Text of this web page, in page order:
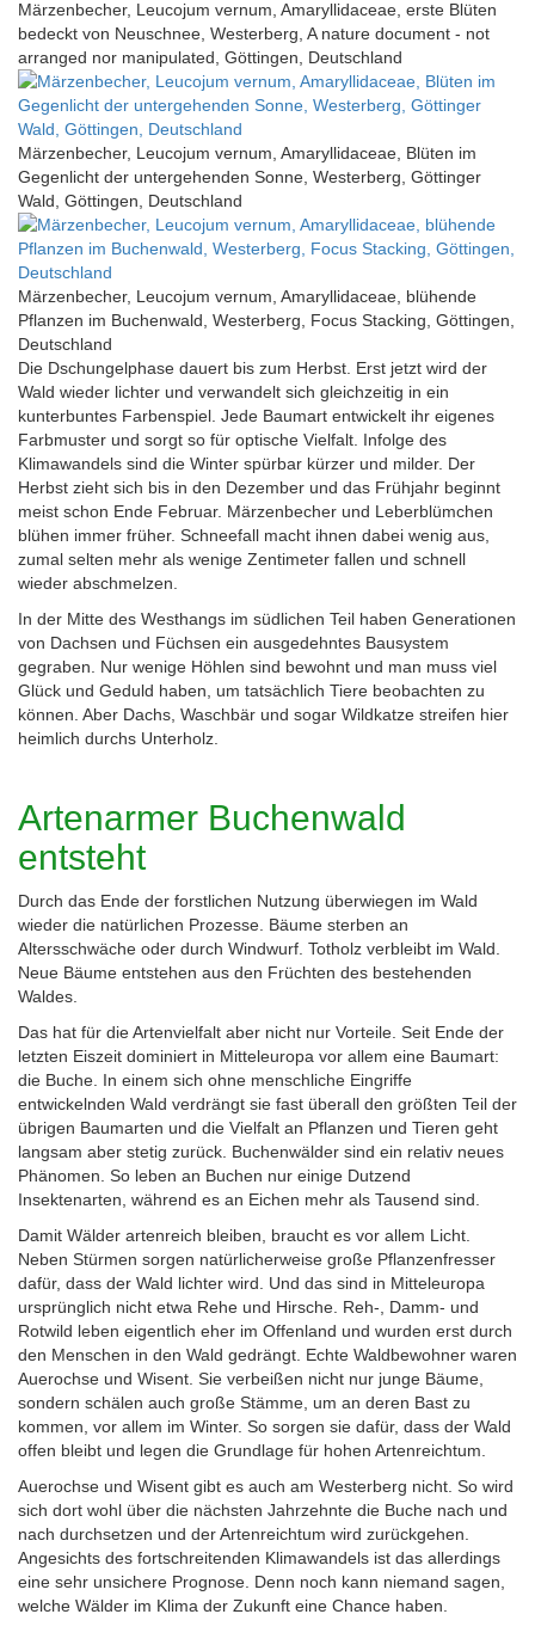
Märzenbecher, Leucojum vernum, Amaryllidaceae, erste Blüten
bedeckt von Neuschnee, Westerberg, A nature document - not
arranged nor manipulated, Göttingen, Deutschland
Märzenbecher, Leucojum vernum, Amaryllidaceae, Blüten im
Gegenlicht der untergehenden Sonne, Westerberg, Göttinger
Wald, Göttingen, Deutschland
Märzenbecher, Leucojum vernum, Amaryllidaceae, blühende
Pflanzen im Buchenwald, Westerberg, Focus Stacking, Göttingen,
Deutschland
Die Dschungelphase dauert bis zum Herbst. Erst jetzt wird der
Wald wieder lichter und verwandelt sich gleichzeitig in ein
kunterbuntes Farbenspiel. Jede Baumart entwickelt ihr eigenes
Farbmuster und sorgt so für optische Vielfalt. Infolge des
Klimawandels sind die Winter spürbar kürzer und milder. Der
Herbst zieht sich bis in den Dezember und das Frühjahr beginnt
meist schon Ende Februar. Märzenbecher und Leberblümchen
blühen immer früher. Schneefall macht ihnen dabei wenig aus,
zumal selten mehr als wenige Zentimeter fallen und schnell
wieder abschmelzen.
In der Mitte des Westhangs im südlichen Teil haben Generationen
von Dachsen und Füchsen ein ausgedehntes Bausystem
gegraben. Nur wenige Höhlen sind bewohnt und man muss viel
Glück und Geduld haben, um tatsächlich Tiere beobachten zu
können. Aber Dachs, Waschbär und sogar Wildkatze streifen hier
heimlich durchs Unterholz.
Artenarmer Buchenwald
entsteht
Durch das Ende der forstlichen Nutzung überwiegen im Wald
wieder die natürlichen Prozesse. Bäume sterben an
Altersschwäche oder durch Windwurf. Totholz verbleibt im Wald.
Neue Bäume entstehen aus den Früchten des bestehenden
Waldes.
Das hat für die Artenvielfalt aber nicht nur Vorteile. Seit Ende der
letzten Eiszeit dominiert in Mitteleuropa vor allem eine Baumart:
die Buche. In einem sich ohne menschliche Eingriffe
entwickelnden Wald verdrängt sie fast überall den größten Teil der
übrigen Baumarten und die Vielfalt an Pflanzen und Tieren geht
langsam aber stetig zurück. Buchenwälder sind ein relativ neues
Phänomen. So leben an Buchen nur einige Dutzend
Insektenarten, während es an Eichen mehr als Tausend sind.
Damit Wälder artenreich bleiben, braucht es vor allem Licht.
Neben Stürmen sorgen natürlicherweise große Pflanzenfresser
dafür, dass der Wald lichter wird. Und das sind in Mitteleuropa
ursprünglich nicht etwa Rehe und Hirsche. Reh-, Damm- und
Rotwild leben eigentlich eher im Offenland und wurden erst durch
den Menschen in den Wald gedrängt. Echte Waldbewohner waren
Auerochse und Wisent. Sie verbeißen nicht nur junge Bäume,
sondern schälen auch große Stämme, um an deren Bast zu
kommen, vor allem im Winter. So sorgen sie dafür, dass der Wald
offen bleibt und legen die Grundlage für hohen Artenreichtum.
Auerochse und Wisent gibt es auch am Westerberg nicht. So wird
sich dort wohl über die nächsten Jahrzehnte die Buche nach und
nach durchsetzen und der Artenreichtum wird zurückgehen.
Angesichts des fortschreitenden Klimawandels ist das allerdings
eine sehr unsichere Prognose. Denn noch kann niemand sagen,
welche Wälder im Klima der Zukunft eine Chance haben.